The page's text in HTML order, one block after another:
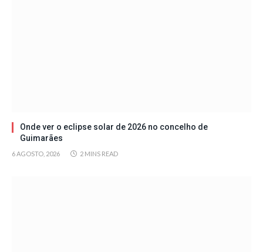
Onde ver o eclipse solar de 2026 no concelho de
Guimarães
6 AGOSTO, 2026 2 MINS READ